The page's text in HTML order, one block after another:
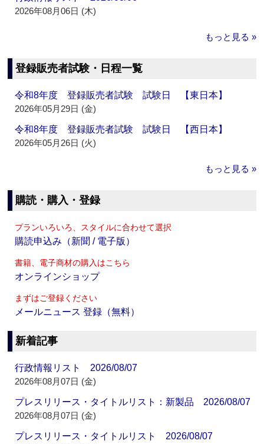
2026年08月06日 (木)
もっと見る »
登録販売者試験・日程一覧
令和8年度 登録販売者試験 試験日 【東日本】
2026年05月29日 (金)
令和8年度 登録販売者試験 試験日 【西日本】
2026年05月26日 (火)
もっと見る »
購読・購入・登録
プランいろいろ、スタイルに合わせて選択
購読申込み（新聞 / 電子版）
書籍、電子商材の購入はこちら
オンラインショップ
まずはご登録ください
メールニュース 登録（無料）
新着記事
行政情報リスト 2026/08/07
2026年08月07日 (金)
プレスリリース・タイトルリスト：新製品 2026/08/07
2026年08月07日 (金)
プレスリリース・タイトルリスト 2026/08/07